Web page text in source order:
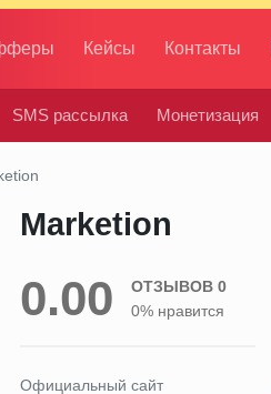
Кейсы Контакты
SMS рассылка Монетизация
Marketion
0.00
ОТЗЫВОВ 0
0% нравится
Официальный сайт